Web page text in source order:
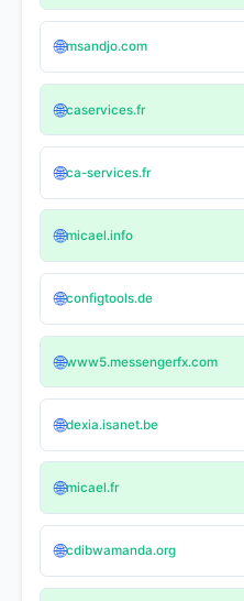
🌐msandjo.com
🌐caservices.fr
🌐ca-services.fr
🌐micael.info
🌐configtools.de
🌐www5.messengerfx.com
🌐dexia.isanet.be
🌐micael.fr
🌐cdibwamanda.org